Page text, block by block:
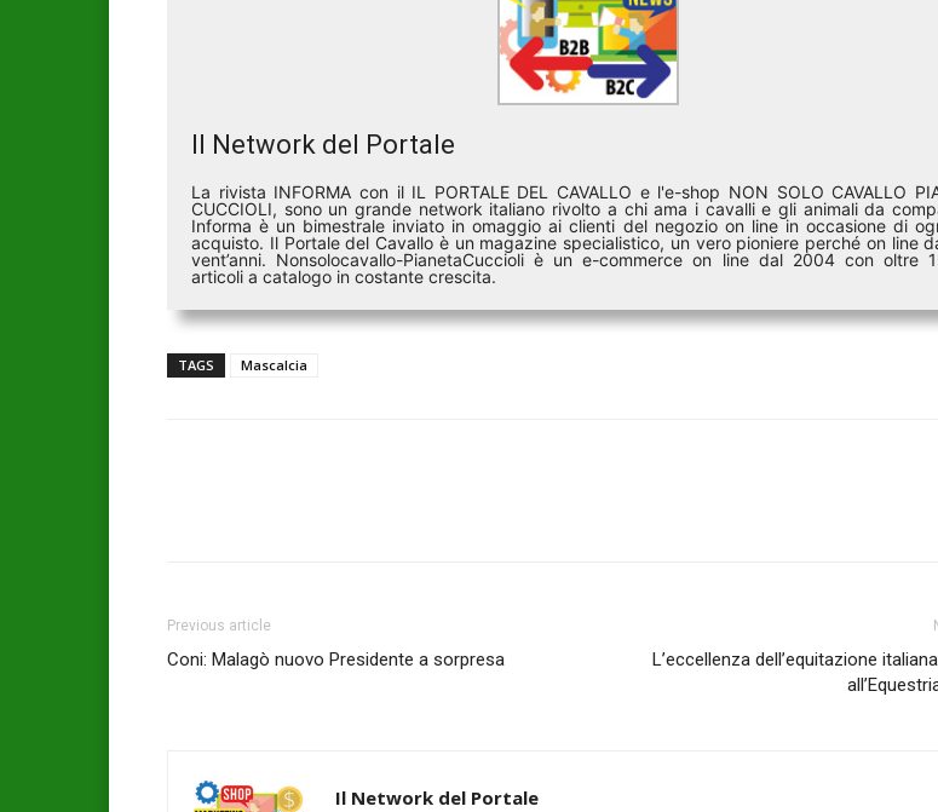
Il Network del Portale
La rivista INFORMA con il IL PORTALE DEL CAVALLO e l'e-shop NON SOLO CAVALLO
CUCCIOLI, sono un grande network italiano rivolto a chi ama i cavalli e gli animali da
Informa è un bimestrale inviato in omaggio ai clienti del negozio on line in occasione di
acquisto. Il Portale del Cavallo è un magazine specialistico, un vero pioniere perché on line
vent’anni. Nonsolocavallo-PianetaCuccioli è un e-commerce on line dal 2004 con oltre
articoli a catalogo in costante crescita.
TAGS Mascalcia
Previous article
Coni: Malagò nuovo Presidente a sorpresa
L’eccellenza dell’equitazione
Il Network del Portale